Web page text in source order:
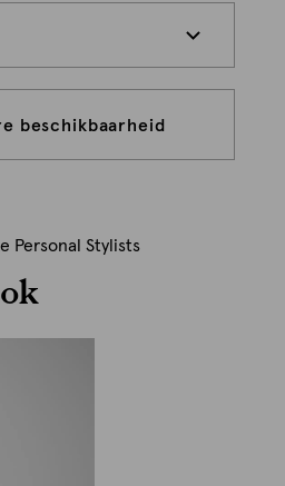
beschikbaarheid
Personal Stylists